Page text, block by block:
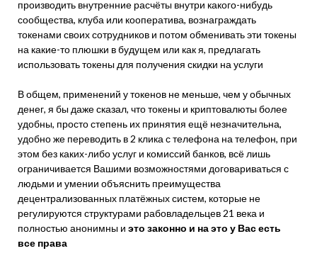
производить внутренние расчёты внутри какого-нибудь
сообщества, клуба или кооператива, вознаграждать
токенами своих сотрудников и потом обменивать эти токены
на какие-то плюшки в будущем или как я, предлагать
использовать токены для получения скидки на услуги
В общем, применений у токенов не меньше, чем у обычных
денег, я бы даже сказал, что токены и криптовалюты более
удобны, просто степень их принятия ещё незначительна,
удобно же переводить в 2 клика с телефона на телефон, при
этом без каких-либо услуг и комиссий банков, всё лишь
ограничивается Вашими возможностями договариваться с
людьми и умении объяснить преимущества
децентрализованных платёжных систем, которые не
регулируются структурами рабовладельцев 21 века и
полностью анонимны и это законно и на это у Вас есть
все права